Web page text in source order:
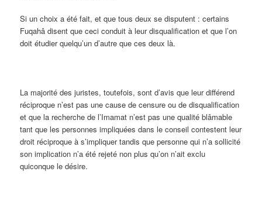
Si un choix a été fait, et que tous deux se disputent : certains
Fuqahâ disent que ceci conduit à leur disqualification et que l’on
doit étudier quelqu’un d’autre que ces deux là.
La majorité des juristes, toutefois, sont d’avis que leur différend
réciproque n’est pas une cause de censure ou de disqualification
et que la recherche de l’Imamat n’est pas une qualité blâmable
tant que les personnes impliquées dans le conseil contestent leur
droit réciproque à s’impliquer tandis que personne qui n’a sollicité
son implication n’a été rejeté non plus qu’on n’ait exclu
quiconque le désire.